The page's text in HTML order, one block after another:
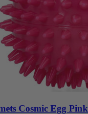
Cosmic Egg Pink